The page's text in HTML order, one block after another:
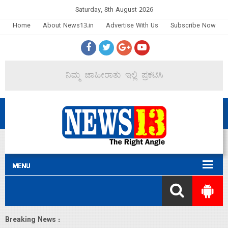
Saturday, 8th August 2026
Home
About News13.in Advertise With Us Subscribe Now
Breaking News :